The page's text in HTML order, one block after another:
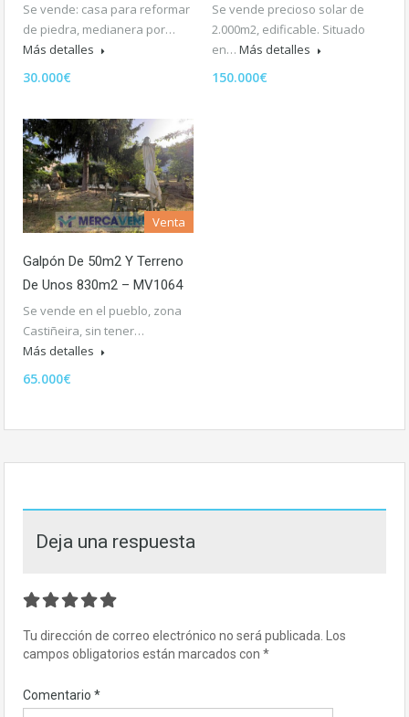
Se vende: casa para reformar
de piedra, medianera por…
Más detalles
30.000€
Se vende precioso solar de
2.000m2, edificable. Situado
en… Más detalles
150.000€
Venta
Galpón De 50m2 Y Terreno
De Unos 830m2 – MV1064
Se vende en el pueblo, zona
Castiñeira, sin tener…
Más detalles
65.000€
Deja una respuesta
Tu dirección de correo electrónico no será publicada. Los
campos obligatorios están marcados con *
Comentario *